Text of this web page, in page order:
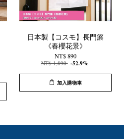
日本製【コスモ】長門簾
《春櫻花景》
NT$ 890
NT$ 1,890 -52.9%
加入購物車